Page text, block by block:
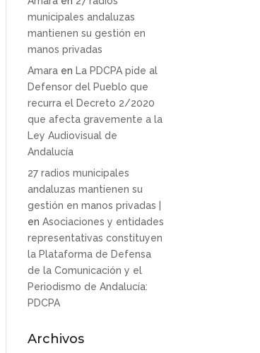
municipales andaluzas
mantienen su gestión en
manos privadas
Amara en La PDCPA pide al
Defensor del Pueblo que
recurra el Decreto 2/2020
que afecta gravemente a la
Ley Audiovisual de
Andalucía
27 radios municipales
andaluzas mantienen su
gestión en manos privadas |
enAsociaciones y entidades
representativas constituyen
la Plataforma de Defensa
de la Comunicación y el
Periodismo de Andalucía:
PDCPA
Archivos